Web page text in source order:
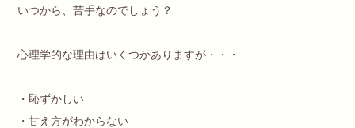
いつから、苦手なのでしょう？
心理学的な理由はいくつかありますが・・・
・恥ずかしい
・甘え方がわからない